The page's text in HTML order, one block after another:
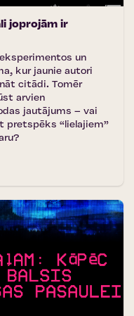
joprojām ir
un
kur jaunie autori
citādi. Tomēr
arvien
jautājums – vai
pretspēks “lielajiem”